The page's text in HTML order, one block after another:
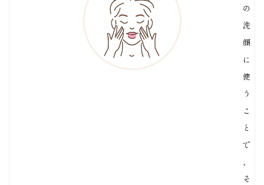
の
洗
顔
に
使
う
こ
と
で
、
そ